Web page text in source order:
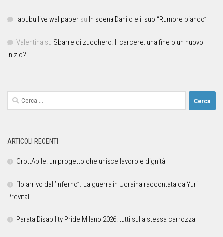
labubu live wallpaper su In scena Danilo e il suo “Rumore bianco”
Valentina su Sbarre di zucchero. Il carcere: una fine o un nuovo
inizio?
ARTICOLI RECENTI
CrottAbile: un progetto che unisce lavoro e dignità
“Io arrivo dall’inferno”. La guerra in Ucraina raccontata da Yuri
Previtali
Parata Disability Pride Milano 2026: tutti sulla stessa carrozza